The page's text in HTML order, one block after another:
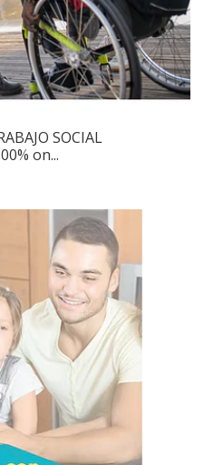
SOCIAL
on...